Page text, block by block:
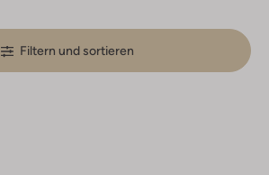
Filtern und sortieren